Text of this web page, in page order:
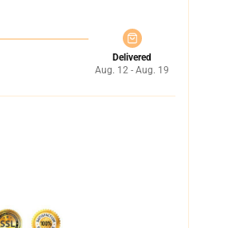
Delivered
Aug. 12 - Aug. 19